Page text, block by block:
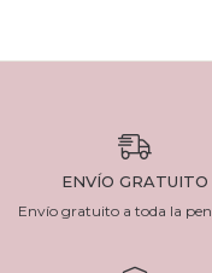
ENVÍO GRATUITO
Envío gratuito a toda la